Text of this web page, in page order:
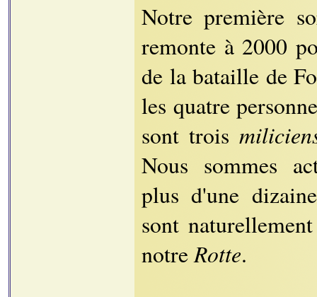
Notre première
remonte à 2000
de la bataille de
les quatre
sont trois
Nous sommes
plus d'une
sont
notreRotte.